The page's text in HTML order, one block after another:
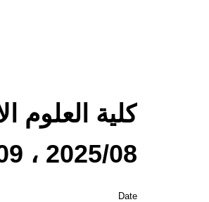
كلية العلوم
2025/08 ، 2025/09
Date